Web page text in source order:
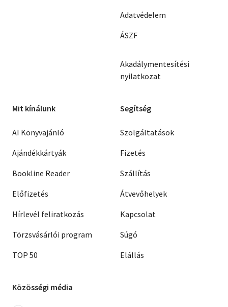
Adatvédelem
ÁSZF
Akadálymentesítési
nyilatkozat
Mit kínálunk
AI Könyvajánló
Ajándékkártyák
Bookline Reader
Előfizetés
Hírlevél feliratkozás
Törzsvásárlói program
TOP 50
Segítség
Szolgáltatások
Fizetés
Szállítás
Átvevőhelyek
Kapcsolat
Súgó
Elállás
Közösségi média